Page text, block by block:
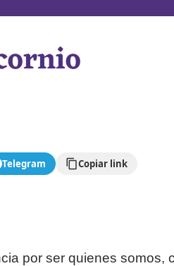
Telegram Copiar link
por ser quienes somos,